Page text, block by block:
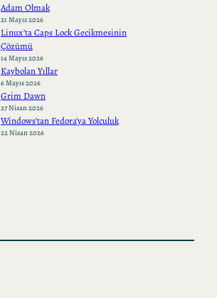
Adam Olmak
21 Mayıs 2026
Linux’ta Caps Lock Gecikmesinin
Çözümü
14 Mayıs 2026
Kaybolan Yıllar
6 Mayıs 2026
Grim Dawn
27 Nisan 2026
Windows’tan Fedora’ya Yolculuk
22 Nisan 2026